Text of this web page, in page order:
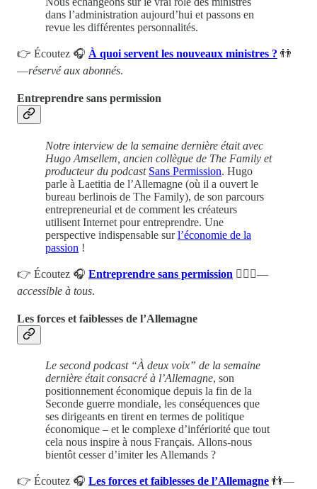
dans l’administration aujourd’hui et passons en
revue les différentes personnalités.
👉 Écoutez 🎧 À quoi servent les nouveaux ministres ? 👬
—réservé aux abonnés.
Entreprendre sans permission
Notre interview de la semaine dernière était avec
Hugo Amsellem, ancien collègue de The Family et
producteur du podcast Sans Permission. Hugo
parle à Laetitia de l’Allemagne (où il a ouvert le
bureau berlinois de The Family), de son parcours
entrepreneurial et de comment les créateurs
utilisent Internet pour entreprendre. Une
perspective indispensable surl’économie de la
passion !
👉 Écoutez 🎧 Entreprendre sans permission 💁🏻‍♂️—
accessible à tous.
Les forces et faiblesses de l’Allemagne
Le second podcast “À deux voix” de la semaine
dernière était consacré à l’Allemagne, son
positionnement économique depuis la fin de la
Seconde guerre mondiale, les conséquences que
ses dirigeants en tirent en termes de politique
économique – et le complexe d’infériorité que tout
cela nous inspire à nous Français. Allons-nous
bientôt cesser d’imiter les Allemands ?
👉 Écoutez 🎧 Les forces et faiblesses de l’Allemagne 👬—